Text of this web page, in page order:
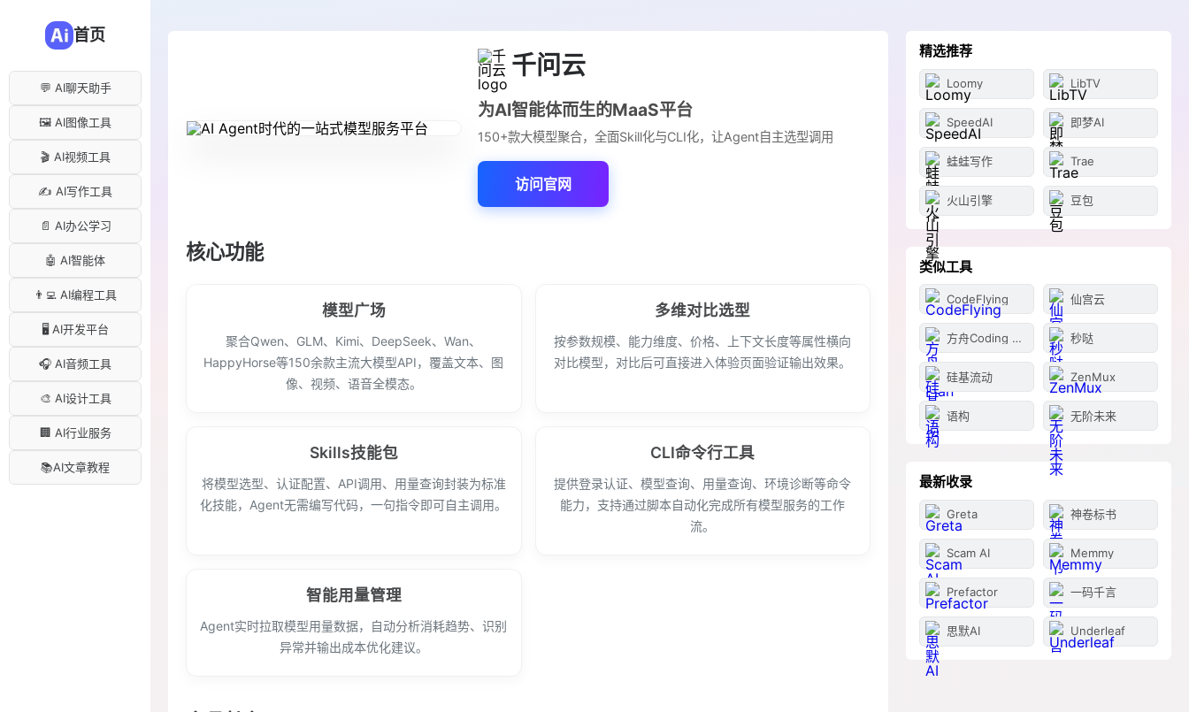
首页
💬 AI聊天助手
🖼️ AI图像工具
🎬 AI视频工具
✍️ AI写作工具
📄 AI办公学习
🤖 AI智能体
👨‍💻 AI编程工具
🖥️ AI开发平台
🎧 AI音频工具
🎨 AI设计工具
🏢 AI行业服务
📚AI文章教程
千问云
为AI智能体而生的MaaS平台
150+款大模型聚合，全面Skill化与CLI化，让Agent自主选型调用
访问官网
核心功能
模型广场
聚合Qwen、GLM、Kimi、DeepSeek、Wan、
HappyHorse等150余款主流大模型API，覆盖文本、图
像、视频、语音全模态。
多维对比选型
按参数规模、能力维度、价格、上下文长度等属性横向
对比模型，对比后可直接进入体验页面验证输出效果。
Skills技能包
将模型选型、认证配置、API调用、用量查询封装为标准
化技能，Agent无需编写代码，一句指令即可自主调用。
CLI命令行工具
提供登录认证、模型查询、用量查询、环境诊断等命令
能力，支持通过脚本自动化完成所有模型服务的工作
流。
智能用量管理
Agent实时拉取模型用量数据，自动分析消耗趋势、识别
异常并输出成本优化建议。
精选推荐
Loomy LibTV
SpeedAI 即梦AI
蛙蛙写作 Trae
火山引擎 豆包
类似工具
CodeFlying 仙宫云
方舟Coding Plan 秒哒
硅基流动 ZenMux
语构 无阶未来
最新收录
Greta 神卷标书
Scam AI Memmy
Prefactor 一码千言
思默AI Underleaf